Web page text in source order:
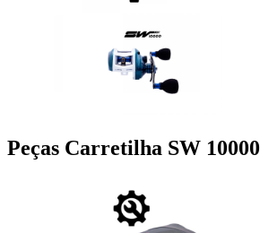
Peças Carretilha SW 10000